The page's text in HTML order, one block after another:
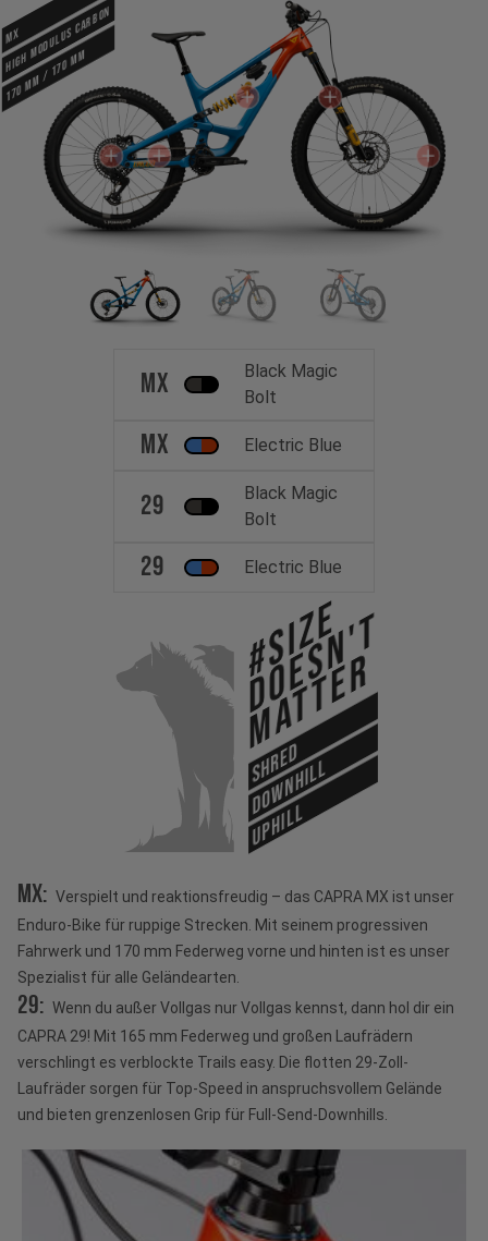
MX
High Modulus Carbon
170 mm / 170 mm
MX
Black Magic
Bolt
MX Electric Blue
29
Black Magic
Bolt
29 Electric Blue
#Size
Doesn't
Matter
SHRED
DOWNHILL
UPHILL
MX: Verspielt und reaktionsfreudig – das CAPRA MX ist unser
Enduro-Bike für ruppige Strecken. Mit seinem progressiven
Fahrwerk und 170 mm Federweg vorne und hinten ist es unser
Spezialist für alle Geländearten.
29: Wenn du außer Vollgas nur Vollgas kennst, dann hol dir ein
CAPRA 29! Mit 165 mm Federweg und großen Laufrädern
verschlingt es verblockte Trails easy. Die flotten 29-Zoll-
Laufräder sorgen für Top-Speed in anspruchsvollem Gelände
und bieten grenzenlosen Grip für Full-Send-Downhills.